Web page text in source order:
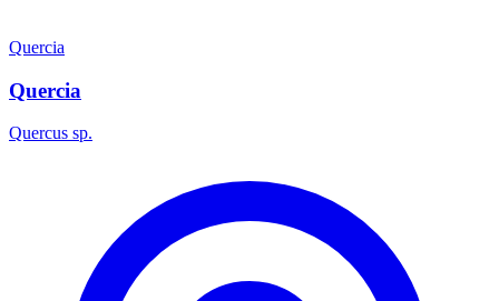
Quercia
Quercia
Quercus sp.